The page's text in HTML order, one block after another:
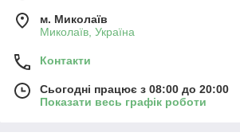
м. Миколаїв
Миколаїв, Україна
Контакти
Сьогодні працює з 08:00 до 20:00
Показати весь графік роботи